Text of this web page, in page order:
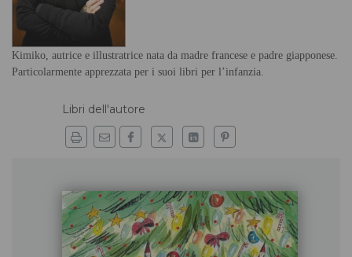
Kimiko, autrice e illustratrice nata da madre francese e padre giapponese.
Particolarmente apprezzata per i suoi libri per l’infanzia.
Libri dell'autore